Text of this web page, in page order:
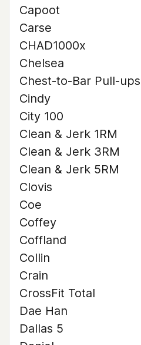
Capoot
Carse
CHAD1000x
Chelsea
Chest-to-Bar Pull-ups
Cindy
City 100
Clean & Jerk 1RM
Clean & Jerk 3RM
Clean & Jerk 5RM
Clovis
Coe
Coffey
Coffland
Collin
Crain
CrossFit Total
Dae Han
Dallas 5